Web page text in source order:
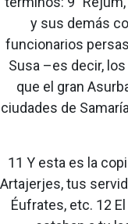
y sus demás
funcionarios
Susa –es decir,
que el gran
ciudades de
11 Y esta es la
Artajerjes, tus
Éufrates, etc. 12